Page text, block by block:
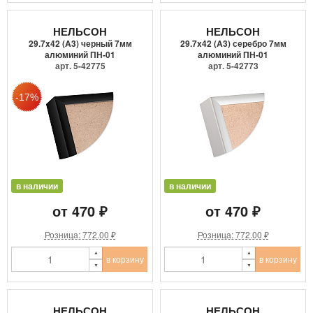
НЕЛЬСОН
29.7x42 (A3) черный 7мм
алюминий ПН-01
арт. 5-42775
в наличии
от 470 ₽
Розница: 772.00 ₽
в корзину
НЕЛЬСОН
29.7x42 (A3) серебро 7мм
алюминий ПН-01
арт. 5-42773
в наличии
от 470 ₽
Розница: 772.00 ₽
в корзину